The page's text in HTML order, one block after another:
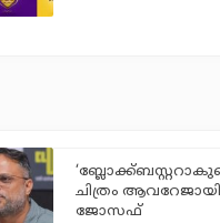
ചിത്രം
ജോസഫ്